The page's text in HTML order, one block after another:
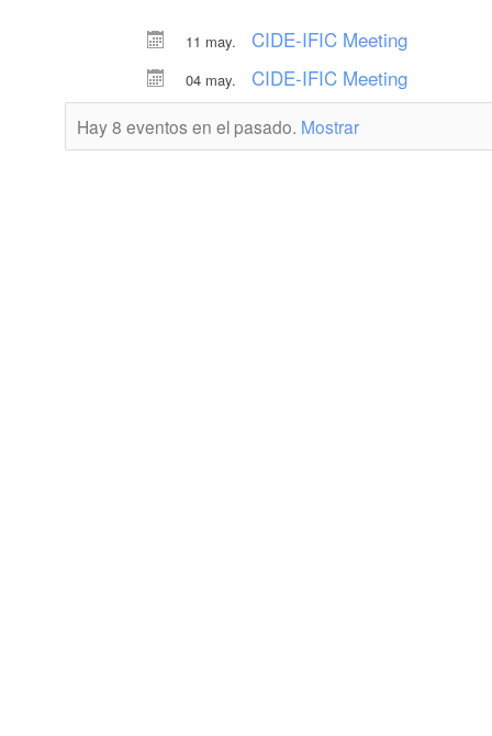
11 may. CIDE-IFIC Meeting
04 may. CIDE-IFIC Meeting
Hay 8 eventos en el pasado. Mostrar